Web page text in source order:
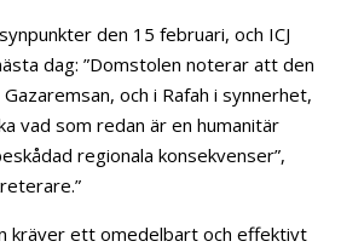
den 15 februari, och ICJ
dag: ”Domstolen noterar att den
och i Rafah i synnerhet,
vad som redan är en humanitär
regionala konsekvenser”,
kräver ett omedelbart och effektivt